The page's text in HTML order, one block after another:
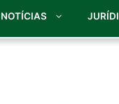
NOTÍCIAS